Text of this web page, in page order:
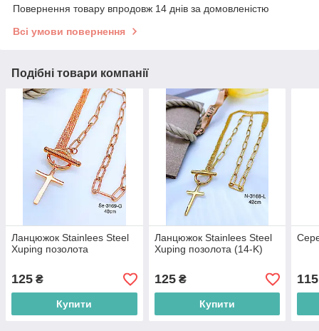
Повернення товару впродовж 14 днів за домовленістю
Всі умови повернення
Подібні товари компанії
Ланцюжок Stainlees Steel
Xuping позолота
125 ₴
Купити
Ланцюжок Stainlees Steel
Xuping позолота (14-K)
125₴
Купити
115